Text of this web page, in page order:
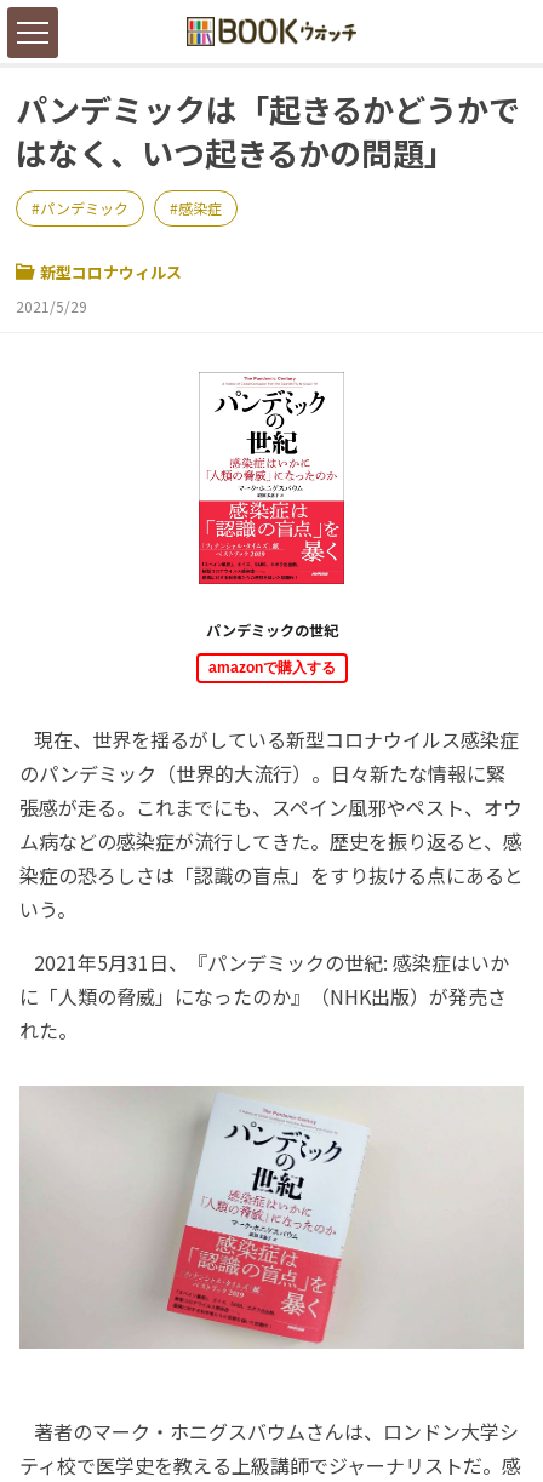
パンデミックは「起きるかどうかで
はなく、いつ起きるかの問題」
パンデミック 感染症
新型コロナウィルス
2021/5/29
パンデミックの世紀
amazonで購入する
現在、世界を揺るがしている新型コロナウイルス感染症
のパンデミック（世界的大流行）。日々新たな情報に緊
張感が走る。これまでにも、スペイン風邪やペスト、オウ
ム病などの感染症が流行してきた。歴史を振り返ると、感
染症の恐ろしさは「認識の盲点」をすり抜ける点にあると
いう。
2021年5月31日、『パンデミックの世紀: 感染症はいか
に「人類の脅威」になったのか』（NHK出版）が発売さ
れた。
著者のマーク・ホニグスバウムさんは、ロンドン大学シ
ティ校で医学史を教える上級講師でジャーナリストだ。感